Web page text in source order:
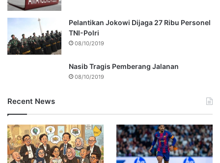
Pelantikan Jokowi Dijaga 27 Ribu Personel
TNI-Polri
08/10/2019
Nasib Tragis Pemberang Jalanan
08/10/2019
Recent News